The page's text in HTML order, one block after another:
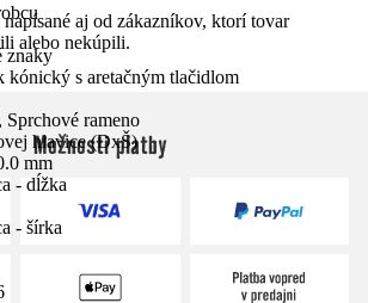
znaky
kónický s aretačným tlačidlom
Sprchové rameno
hlavice (DxŠ)
mm
- dĺžka
- šírka
aj od zákazníkov, ktorí tovar
alebo nekúpili.
Možnosti platby